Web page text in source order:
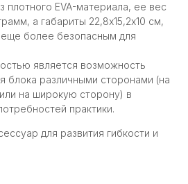
плотного EVA-материала, ее вес
а габариты 22,8х15,2х10 см,
еще более безопасным для
является возможность
блока различными сторонами (на
на широкую сторону) в
практики.
для развития гибкости и